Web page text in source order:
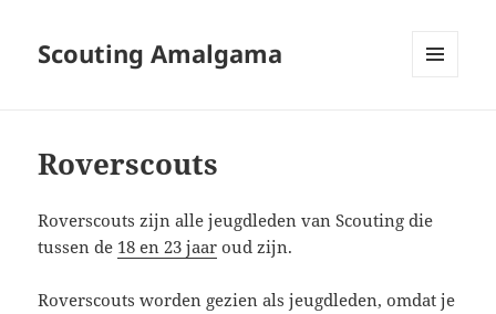
Scouting Amalgama
Roverscouts
Roverscouts zijn alle jeugdleden van Scouting die
tussen de 18 en 23 jaar oud zijn.
Roverscouts worden gezien als jeugdleden, omdat je